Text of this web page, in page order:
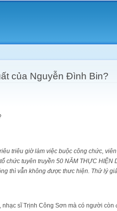
của Nguyễn Đình Bin?
triêu giờ làm việc buộc công chức,
chức tuyên truyền 50 NĂM THỰC HIỆN
thì vẫn không được thưc hiện. Thử lý
sĩ Trịnh Công Sơn mà có người